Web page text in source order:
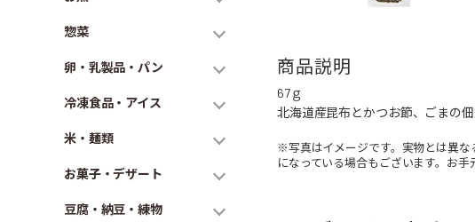
惣菜
卵・乳製品・パン
冷凍食品・アイス
米・麺類
お菓子・デザート
豆腐・納豆・練物
商品説明
67ｇ
北海道産昆布とかつお節、ごまの
※写真はイメージです。実物とは異
になっている場合もございます。お